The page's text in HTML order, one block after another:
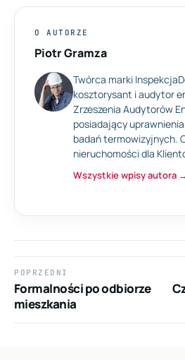
O AUTORZE
Piotr Gramza
Twórca marki
kosztorysant i audytor
Zrzeszenia Audytorów
posiadający
badań termowizyjnych.
nieruchomości dla
Wszystkie wpisy autora
Nawigacja
wpisu
POPRZEDNI
Poprzedni
wpis:
Formalności po odbiorze
mieszkania